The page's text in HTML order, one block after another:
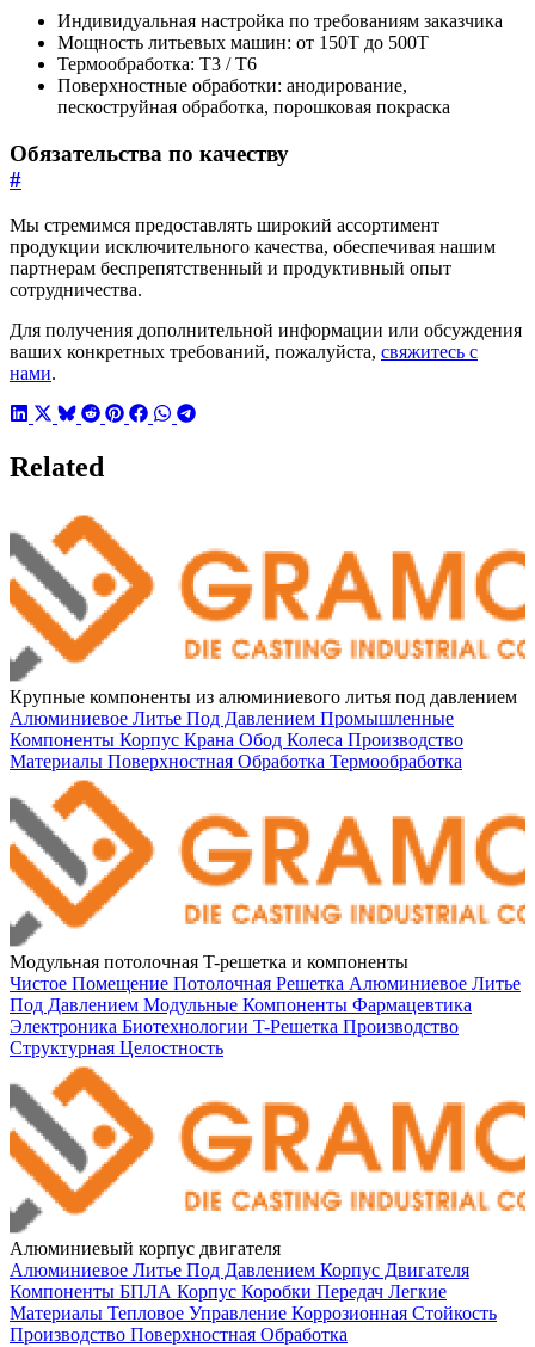
Индивидуальная настройка по требованиям заказчика
Мощность литьевых машин: от 150T до 500T
Термообработка: T3 / T6
Поверхностные обработки: анодирование,
пескоструйная обработка, порошковая покраска
Обязательства по качеству
#
Мы стремимся предоставлять широкий ассортимент
продукции исключительного качества, обеспечивая нашим
партнерам беспрепятственный и продуктивный опыт
сотрудничества.
Для получения дополнительной информации или обсуждения
ваших конкретных требований, пожалуйста, свяжитесь с
нами.
Related
Крупные компоненты из алюминиевого литья под давлением
Алюминиевое Литье Под Давлением Промышленные
Компоненты Корпус Крана Обод Колеса Производство
Материалы Поверхностная Обработка Термообработка
Модульная потолочная T-решетка и компоненты
Чистое Помещение Потолочная Решетка Алюминиевое Литье
Под Давлением Модульные Компоненты Фармацевтика
Электроника Биотехнологии T-Решетка Производство
Структурная Целостность
Алюминиевый корпус двигателя
Алюминиевое Литье Под Давлением Корпус Двигателя
Компоненты БПЛА Корпус Коробки Передач Легкие
Материалы Тепловое Управление Коррозионная Стойкость
Производство Поверхностная Обработка